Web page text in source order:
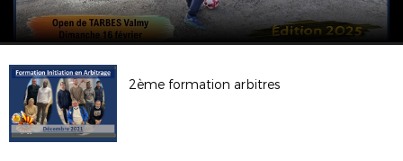
2ème formation arbitres